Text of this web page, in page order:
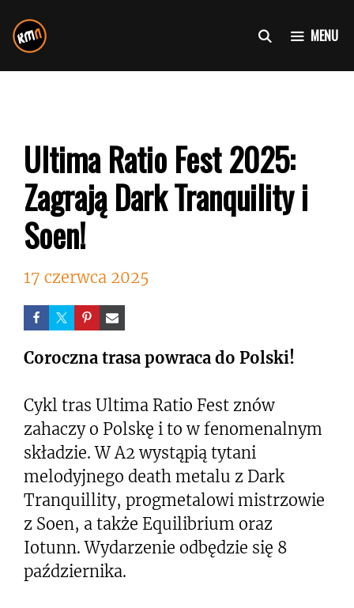
do
treści
MENU
Ultima Ratio Fest 2025:
Zagrają Dark Tranquility i
Soen!
17 czerwca 2025
Coroczna trasa powraca do Polski!
Cykl tras Ultima Ratio Fest znów
zahaczy o Polskę i to w fenomenalnym
składzie. W A2 wystąpią tytani
melodyjnego death metalu z Dark
Tranquillity, progmetalowi mistrzowie
z Soen, a także Equilibrium oraz
Iotunn. Wydarzenie odbędzie się 8
października.